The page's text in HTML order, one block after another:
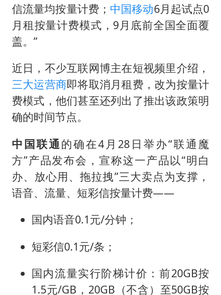
信流量均按量计费； 中国移动6月起试点0
月租按量计费模式，9月底前全国全面覆
盖。”
近日，不少互联网博主在短视频里介绍，
三大运营商即将取消月租费，改为按量计
费模式，他们甚至还列出了推出该政策明
确的时间节点。
中国联通的确在4月28日举办“联通魔
方”产品发布会，宣称这一产品以“明白
办、放心用、拖拉拽”三大卖点为支撑，
语音、流量、短彩信按量计费——
国内语音0.1元/分钟；
短彩信0.1元/条；
国内流量实行阶梯计价：前20GB按
1.5元/GB，20GB（不含）至50GB按